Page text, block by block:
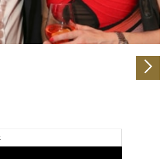
auf unsere Website zu
geben wir Informationen zu Ihrer
Website an unsere Partner für
möglicherweise mit
die Sie ihnen bereitgestellt